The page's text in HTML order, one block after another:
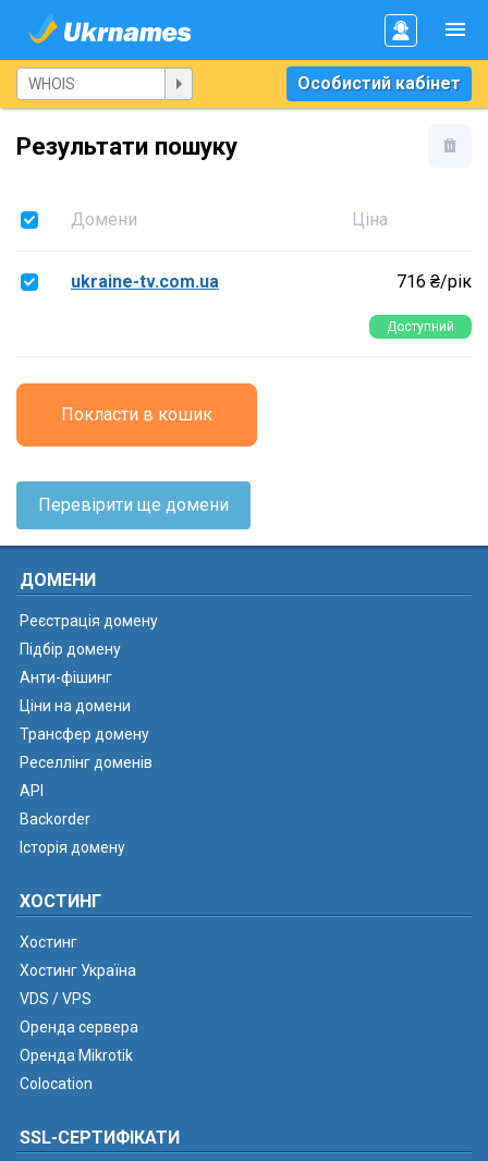
Особистий кабінет
Результати пошуку
Домени Ціна
ukraine-tv.com.ua 716 ₴/рік
Доступний
Покласти в кошик
Перевірити ще домени
ДОМЕНИ
Реєстрація домену
Підбір домену
Анти-фішинг
Ціни на домени
Трансфер домену
Реселлінг доменів
API
Backorder
Історія домену
ХОСТИНГ
Хостинг
Хостинг Україна
VDS / VPS
Оренда сервера
Оренда Mikrotik
Colocation
SSL-СЕРТИФІКАТИ